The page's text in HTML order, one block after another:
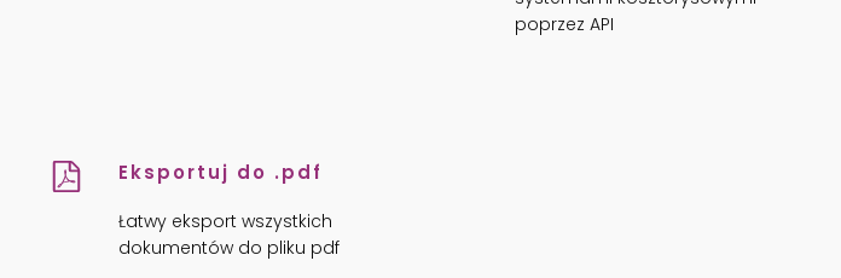
poprzez API
Eksportuj do .pdf
Łatwy eksport wszystkich
dokumentów do pliku pdf